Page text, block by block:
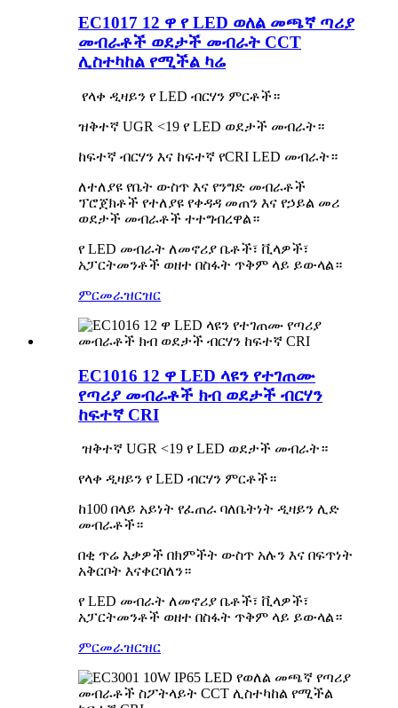
EC1017 12 ዋ የ LED ወለል መጫኛ ጣሪያ
መብራቶች ወደታች መብራት CCT
ሊስተካከል የሚችል ካሬ
የላቀ ዲዛይን የ LED ብርሃን ምርቶች።
ዝቅተኛ UGR <19 የ LED ወደታች መብራት።
ከፍተኛ ብርሃን እና ከፍተኛ የCRI LED መብራት።
ለተለያዩ የቤት ውስጥ እና የንግድ መብራቶች
ፕሮጀክቶች የተለያዩ የቀዳዳ መጠን እና የኃይል መሪ
ወደታች መብራቶች ተተግብረዋል።
የ LED መብራት ለመኖሪያ ቤቶች፣ ቪላዎች፣
አፓርትመንቶች ወዘተ በስፋት ጥቅም ላይ ይውላል።
ምርመራዝርዝር
EC1016 12 ዋ LED ላዩን የተገጠሙ
የጣሪያ መብራቶች ክብ ወደታች ብርሃን
ከፍተኛ CRI
ዝቅተኛ UGR <19 የ LED ወደታች መብራት።
የላቀ ዲዛይን የ LED ብርሃን ምርቶች።
ከ100 በላይ አይነት የፈጠራ ባለቤትነት ዲዛይን ሊድ
መብራቶች።
በቂ ጥሬ እቃዎች በክምችት ውስጥ አሉን እና በፍጥነት
አቅርቦት እናቀርባለን።
የ LED መብራት ለመኖሪያ ቤቶች፣ ቪላዎች፣
አፓርትመንቶች ወዘተ በስፋት ጥቅም ላይ ይውላል።
ምርመራዝርዝር